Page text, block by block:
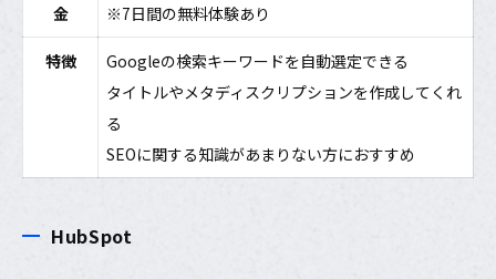
金
※7日間の無料体験あり
特徴
Googleの検索キーワードを自動選定できる
タイトルやメタディスクリプションを作成してくれ
る
SEOに関する知識があまりない方におすすめ
HubSpot